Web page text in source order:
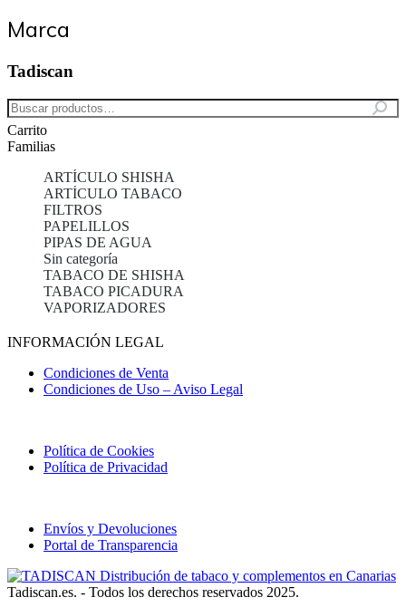
Marca
Tadiscan
Carrito
Familias
ARTÍCULO SHISHA
ARTÍCULO TABACO
FILTROS
PAPELILLOS
PIPAS DE AGUA
Sin categoría
TABACO DE SHISHA
TABACO PICADURA
VAPORIZADORES
INFORMACIÓN LEGAL
Condiciones de Venta
Condiciones de Uso – Aviso Legal
Política de Cookies
Política de Privacidad
Envíos y Devoluciones
Portal de Transparencia
Tadiscan.es. - Todos los derechos reservados 2025.